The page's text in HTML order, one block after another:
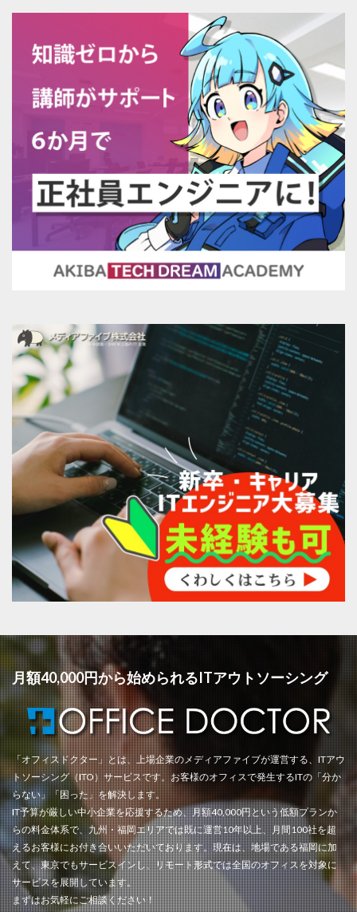
月額40,000円から始められるITアウトソーシング
「オフィスドクター」とは、上場企業のメディアファイブが運営する、ITアウ
トソーシング（ITO）サービスです。お客様のオフィスで発生するITの「分か
らない」「困った」を解決します。
IT予算が厳しい中小企業を応援するため、月額40,000円という低額プランか
らの料金体系で、九州・福岡エリアでは既に運営10年以上、月間100社を超
えるお客様にお付き合いいただいております。現在は、地場である福岡に加
えて、東京でもサービスインし、リモート形式では全国のオフィスを対象に
サービスを展開しています。
まずはお気軽にご相談ください！